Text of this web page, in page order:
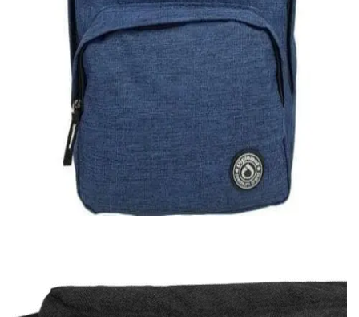
Quick View
Εξαντλημένο
DIPLOMAT
Σακίδιο πλάτης Diplomat
20,00 €